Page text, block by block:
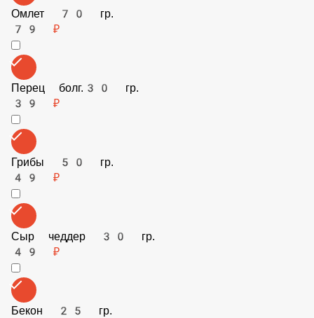
Омлет 70 гр.
79 ₽
Перец болг.30 гр.
39 ₽
Грибы 50 гр.
49 ₽